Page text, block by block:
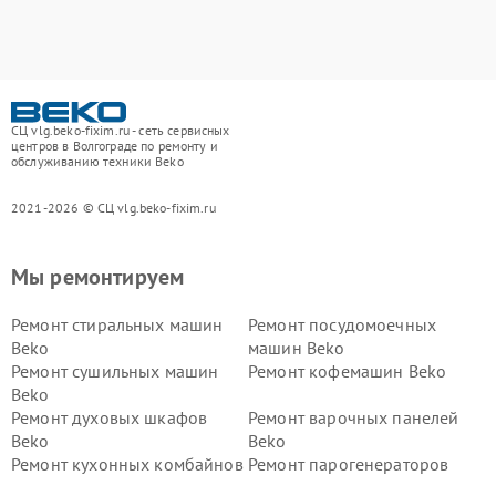
СЦ vlg.beko-fixim.ru - сеть сервисных
центров в Волгограде по ремонту и
обслуживанию техники Beko
2021-2026 © СЦ vlg.beko-fixim.ru
Мы ремонтируем
Ремонт стиральных машин
Beko
Ремонт посудомоечных
машин Beko
Ремонт сушильных машин
Beko
Ремонт кофемашин Beko
Ремонт духовых шкафов
Beko
Ремонт варочных панелей
Beko
Ремонт кухонных комбайнов Ремонт парогенераторов